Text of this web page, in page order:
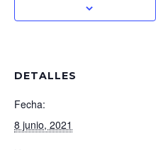
DETALLES
Fecha:
8 junio, 2021